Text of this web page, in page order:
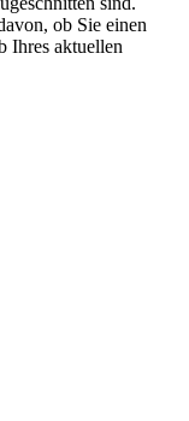
ob Sie einen
Ihres aktuellen